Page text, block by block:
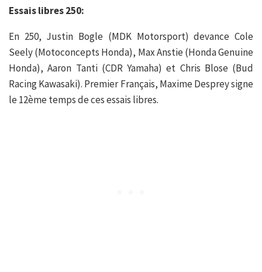
Essais libres 250:
En 250, Justin Bogle (MDK Motorsport) devance Cole
Seely (Motoconcepts Honda), Max Anstie (Honda Genuine
Honda), Aaron Tanti (CDR Yamaha) et Chris Blose (Bud
Racing Kawasaki). Premier Français, Maxime Desprey signe
le 12ème temps de ces essais libres.